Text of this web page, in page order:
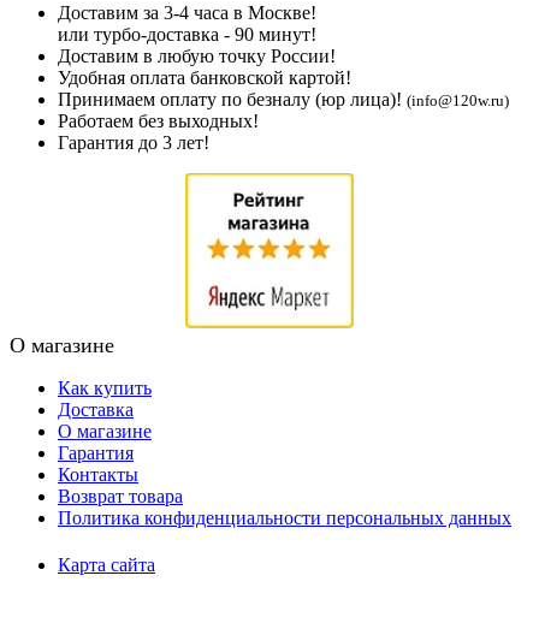
Доставим за 3-4 часа в Москве!
или турбо-доставка - 90 минут!
Доставим в любую точку России!
Удобная оплата банковской картой!
Принимаем оплату по безналу (юр лица)! (info@120w.ru)
Работаем без выходных!
Гарантия до 3 лет!
О магазине
Как купить
Доставка
О магазине
Гарантия
Контакты
Возврат товара
Политика конфиденциальности персональных данных
Карта сайта